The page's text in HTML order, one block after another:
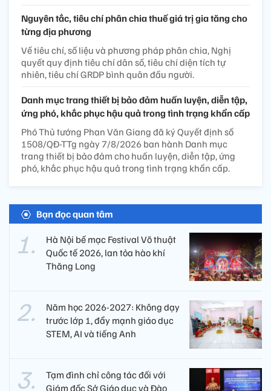
Nguyên tắc, tiêu chí phân chia thuế giá trị gia tăng cho
từng địa phương
Về tiêu chí, số liệu và phương pháp phân chia, Nghị
quyết quy định tiêu chí dân số, tiêu chí diện tích tự
nhiên, tiêu chí GRDP bình quân đầu người.
Danh mục trang thiết bị bảo đảm huấn luyện, diễn tập,
ứng phó, khắc phục hậu quả trong tình trạng khẩn cấp
Phó Thủ tướng Phan Văn Giang đã ký Quyết định số
1508/QĐ-TTg ngày 7/8/2026 ban hành Danh mục
trang thiết bị bảo đảm cho huấn luyện, diễn tập, ứng
phó, khắc phục hậu quả trong tình trạng khẩn cấp.
Bạn đọc quan tâm
Hà Nội bế mạc Festival Võ thuật
Quốc tế 2026, lan tỏa hào khí
Thăng Long
Năm học 2026-2027: Không dạy
trước lớp 1, đẩy mạnh giáo dục
STEM, AI và tiếng Anh
Tạm đình chỉ công tác đối với
Giám đốc Sở Giáo dục và Đào